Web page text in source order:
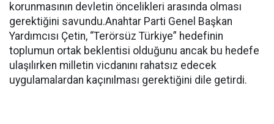
korunmasının devletin öncelikleri arasında olması
gerektiğini savundu.Anahtar Parti Genel Başkan
Yardımcısı Çetin, “Terörsüz Türkiye” hedefinin
toplumun ortak beklentisi olduğunu ancak bu hedefe
ulaşılırken milletin vicdanını rahatsız edecek
uygulamalardan kaçınılması gerektiğini dile getirdi.